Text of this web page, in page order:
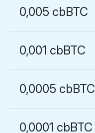
0,005 cbBTC
0,001 cbBTC
0,0005 cbBTC
0,0001 cbBTC